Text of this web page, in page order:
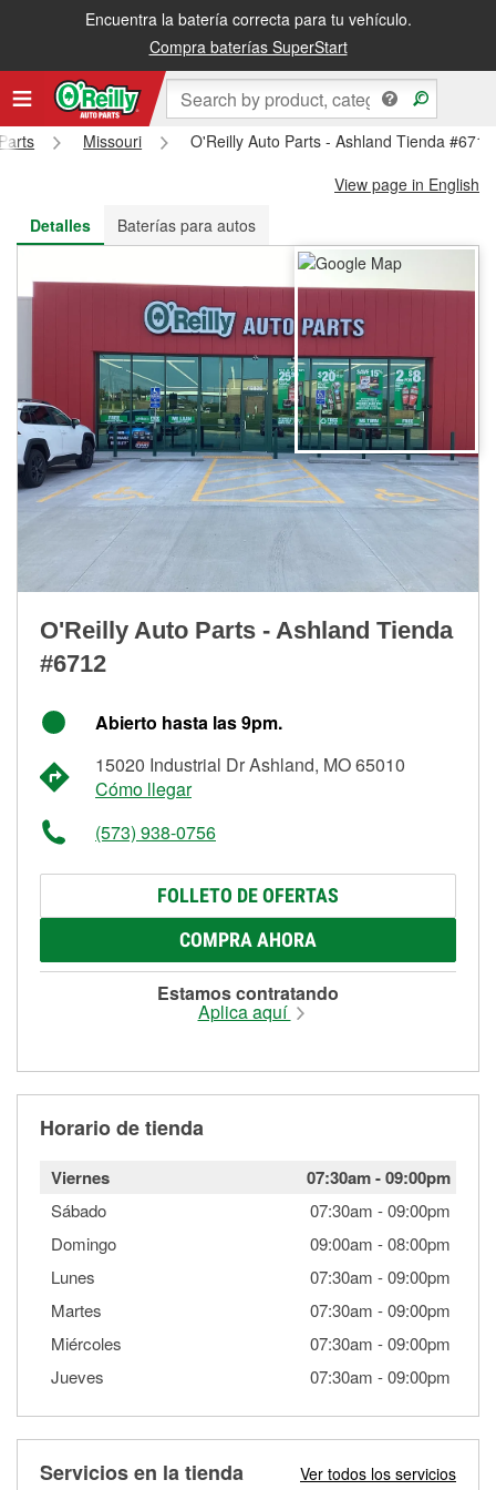
Encuentra la batería correcta para tu vehículo.
Compra baterías SuperStart
Recibe tu orden gratis al día siguiente o recógela en la tienda
Missouri
O'Reilly Auto Parts - Ashland Tienda #6712
View page in English
Detalles
Baterías para autos
O'Reilly Auto Parts - Ashland Tienda
#6712
Abierto hasta las 9pm.
15020 Industrial Dr Ashland, MO 65010
Cómo llegar
(573) 938-0756
FOLLETO DE OFERTAS
COMPRA AHORA
Estamos contratando
Aplica aquí
Horario de tienda
Viernes 07:30am-09:00pm
Sábado 07:30am -09:00pm
Domingo
09:00am -08:00pm
Lunes
07:30am -09:00pm
Martes
07:30am -09:00pm
Miércoles
07:30am -09:00pm
Jueves
07:30am -09:00pm
Servicios en la tienda Ver todos los servicios